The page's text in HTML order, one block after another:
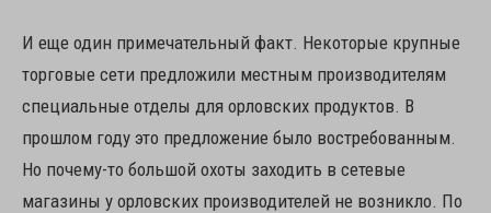
И еще один примечательный факт. Некоторые крупные
торговые сети предложили местным производителям
специальные отделы для орловских продуктов. В
прошлом году это предложение было востребованным.
Но почему-то большой охоты заходить в сетевые
магазины у орловских производителей не возникло. По